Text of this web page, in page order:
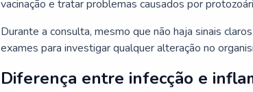
vacinação e tratar problemas causados por
Durante a consulta, mesmo que não haja sinais
exames para investigar qualquer alteração no
Diferença entre infecção e